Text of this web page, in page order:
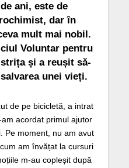
ani, este de
dar în
mult mai nobil.
Voluntar pentru
și a reușit să-
unei vieți.
de pe bicicletă, a intrat
acordat primul ajutor
Pe moment, nu am avut
am învățat la cursuri
m-au copleșit după